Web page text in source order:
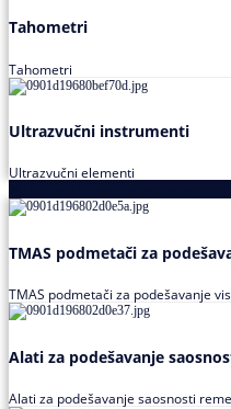
Tahometri
Tahometri
Ultrazvučni instrumenti
Ultrazvučni elementi
TMAS podmetači za
TMAS podmetači za podešavanje
Alati za podešavanje
Alati za podešavanje saosnosti